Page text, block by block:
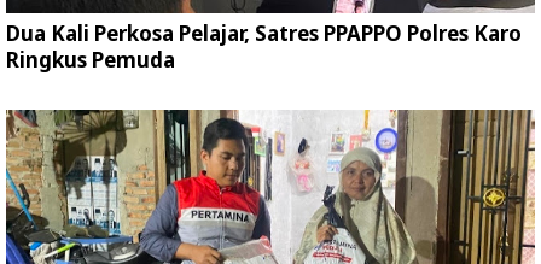
Dua Kali Perkosa Pelajar, Satres PPAPPO Polres Karo
Ringkus Pemuda